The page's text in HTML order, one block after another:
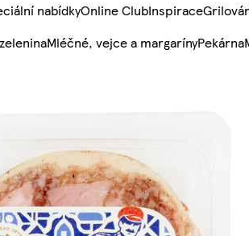
nabídkyOnline ClubInspirace
Mléčné, vejce a margarínyPekárna